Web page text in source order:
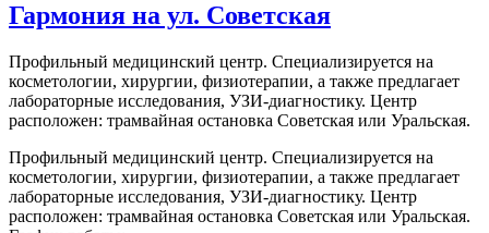
Гармония на ул. Советская
Профильный медицинский центр. Специализируется на
косметологии, хирургии, физиотерапии, а также предлагает
лабораторные исследования, УЗИ-диагностику. Центр
расположен: трамвайная остановка Советская или Уральская.
Профильный медицинский центр. Специализируется на
косметологии, хирургии, физиотерапии, а также предлагает
лабораторные исследования, УЗИ-диагностику. Центр
расположен: трамвайная остановка Советская или Уральская.